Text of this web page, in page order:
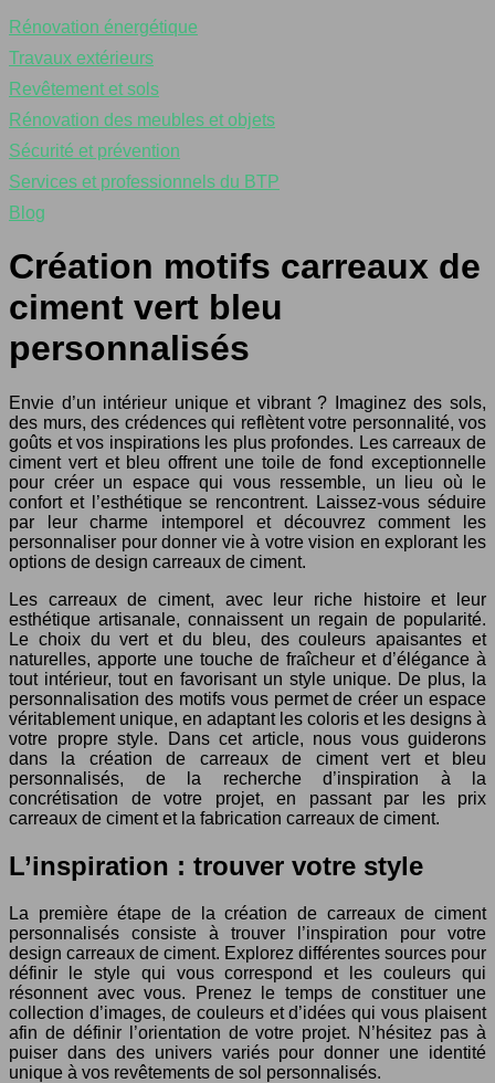
Rénovation énergétique
Travaux extérieurs
Revêtement et sols
Rénovation des meubles et objets
Sécurité et prévention
Services et professionnels du BTP
Blog
Création motifs carreaux de
ciment vert bleu
personnalisés
Envie d’un intérieur unique et vibrant ? Imaginez des sols,
des murs, des crédences qui reflètent votre personnalité, vos
goûts et vos inspirations les plus profondes. Les carreaux de
ciment vert et bleu offrent une toile de fond exceptionnelle
pour créer un espace qui vous ressemble, un lieu où le
confort et l’esthétique se rencontrent. Laissez-vous séduire
par leur charme intemporel et découvrez comment les
personnaliser pour donner vie à votre vision en explorant les
options de design carreaux de ciment.
Les carreaux de ciment, avec leur riche histoire et leur
esthétique artisanale, connaissent un regain de popularité.
Le choix du vert et du bleu, des couleurs apaisantes et
naturelles, apporte une touche de fraîcheur et d’élégance à
tout intérieur, tout en favorisant un style unique. De plus, la
personnalisation des motifs vous permet de créer un espace
véritablement unique, en adaptant les coloris et les designs à
votre propre style. Dans cet article, nous vous guiderons
dans la création de carreaux de ciment vert et bleu
personnalisés, de la recherche d’inspiration à la
concrétisation de votre projet, en passant par les prix
carreaux de ciment et la fabrication carreaux de ciment.
L’inspiration : trouver votre style
La première étape de la création de carreaux de ciment
personnalisés consiste à trouver l’inspiration pour votre
design carreaux de ciment. Explorez différentes sources pour
définir le style qui vous correspond et les couleurs qui
résonnent avec vous. Prenez le temps de constituer une
collection d’images, de couleurs et d’idées qui vous plaisent
afin de définir l’orientation de votre projet. N’hésitez pas à
puiser dans des univers variés pour donner une identité
unique à vos revêtements de sol personnalisés.